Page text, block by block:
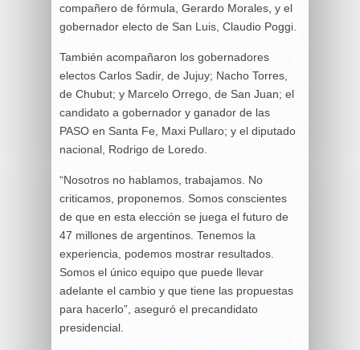
compañero de fórmula, Gerardo Morales, y el
gobernador electo de San Luis, Claudio Poggi.
También acompañaron los gobernadores
electos Carlos Sadir, de Jujuy; Nacho Torres,
de Chubut; y Marcelo Orrego, de San Juan; el
candidato a gobernador y ganador de las
PASO en Santa Fe, Maxi Pullaro; y el diputado
nacional, Rodrigo de Loredo.
“Nosotros no hablamos, trabajamos. No
criticamos, proponemos. Somos conscientes
de que en esta elección se juega el futuro de
47 millones de argentinos. Tenemos la
experiencia, podemos mostrar resultados.
Somos el único equipo que puede llevar
adelante el cambio y que tiene las propuestas
para hacerlo”, aseguró el precandidato
presidencial.